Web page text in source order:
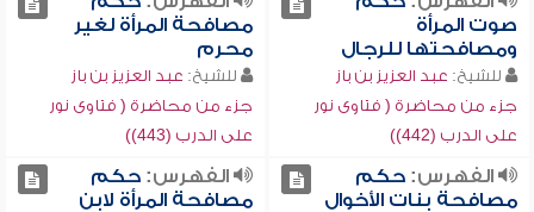
صوت المرأة
ومصافحتها للرجال
للشيخ: عبد العزيز بن باز
جزء من محاضرة ( فتاوى نور
على الدرب (442))
مصافحة المرأة لغير
محرم
للشيخ: عبد العزيز بن باز
جزء من محاضرة ( فتاوى نور
على الدرب (443))
الفهرس:حكم
مصافحة بنات الأخوال
الفهرس:حكم
مصافحة المرأة لابن